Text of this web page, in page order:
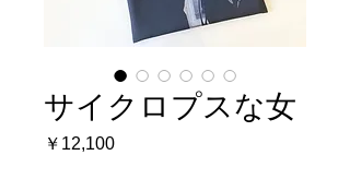
サイクロプスな女
￥12,100価